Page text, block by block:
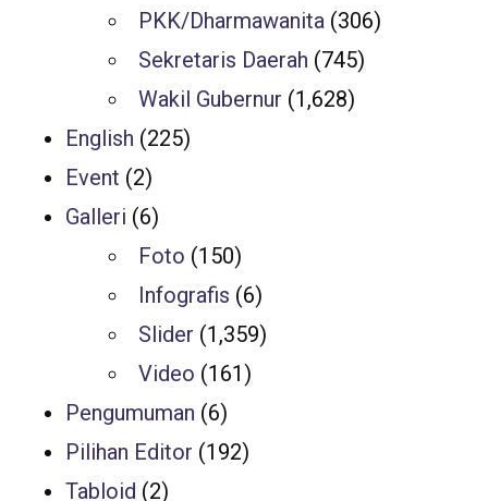
PKK/Dharmawanita (306)
Sekretaris Daerah (745)
Wakil Gubernur (1,628)
English (225)
Event (2)
Galleri (6)
Foto (150)
Infografis (6)
Slider (1,359)
Video (161)
Pengumuman (6)
Pilihan Editor (192)
Tabloid (2)